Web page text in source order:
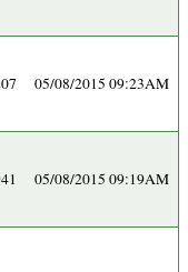
05/08/2015 09:23AM
05/08/2015 09:19AM